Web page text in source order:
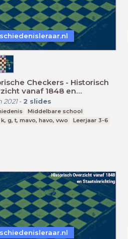
Checkers - Historisch
vanaf 1848 en
2021- 2 slides
Middelbare school
g, t, mavo, havo, vwo
Leerjaar 3-6